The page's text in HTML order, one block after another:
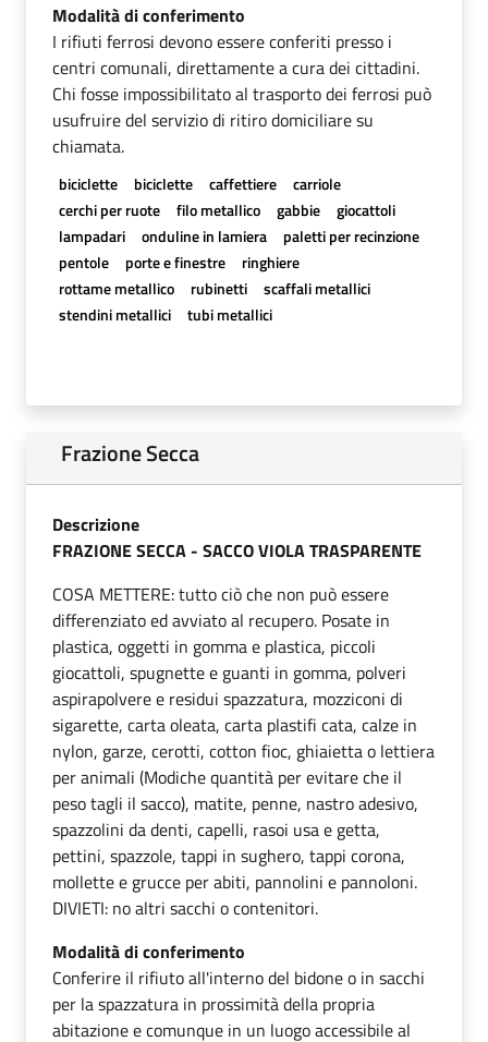
Modalità di conferimento
I rifiuti ferrosi devono essere conferiti presso i
centri comunali, direttamente a cura dei cittadini.
Chi fosse impossibilitato al trasporto dei ferrosi può
usufruire del servizio di ritiro domiciliare su
chiamata.
biciclette biciclette caffettiere
carriole
cerchi per ruote
filo metallico gabbie
giocattoli
lampadari
onduline in lamiera
paletti per recinzione
pentole
porte e finestre
ringhiere
rottame metallico
rubinetti
scaffali metallici
stendini metallici
tubi metallici
Frazione Secca
Descrizione
FRAZIONE SECCA - SACCO VIOLA TRASPARENTE
COSA METTERE: tutto ciò che non può essere
differenziato ed avviato al recupero. Posate in
plastica, oggetti in gomma e plastica, piccoli
giocattoli, spugnette e guanti in gomma, polveri
aspirapolvere e residui spazzatura, mozziconi di
sigarette, carta oleata, carta plastifi cata, calze in
nylon, garze, cerotti, cotton fioc, ghiaietta o lettiera
per animali (Modiche quantità per evitare che il
peso tagli il sacco), matite, penne, nastro adesivo,
spazzolini da denti, capelli, rasoi usa e getta,
pettini, spazzole, tappi in sughero, tappi corona,
mollette e grucce per abiti, pannolini e pannoloni.
DIVIETI: no altri sacchi o contenitori.
Modalità di conferimento
Conferire il rifiuto all'interno del bidone o in sacchi
per la spazzatura in prossimità della propria
abitazione e comunque in un luogo accessibile al